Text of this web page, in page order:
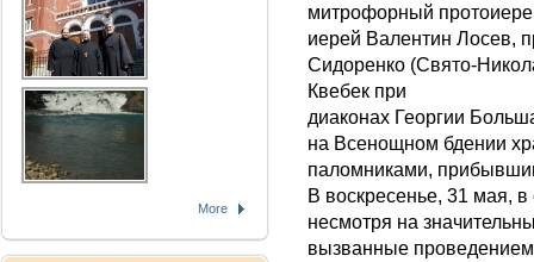
митрофорный
иерей Валентин Лосев,
Сидоренко (Свято-
Квебек при
диаконах Георгии
на Всенощном бдении
паломниками,
В воскресенье, 31 мая,
несмотря на
вызванные
More